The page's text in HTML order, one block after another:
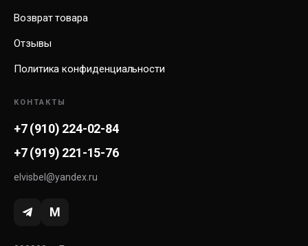
Возврат товара
Отзывы
Политика конфиденциальности
КОНТАКТЫ
+7 (910) 224-02-84
+7 (919) 221-15-76
elvisbel@yandex.ru
M